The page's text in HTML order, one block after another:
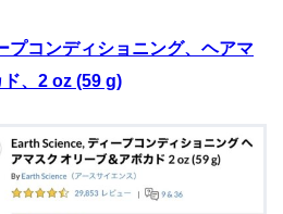
コンディショニング、ヘアマ
、2 oz (59 g)